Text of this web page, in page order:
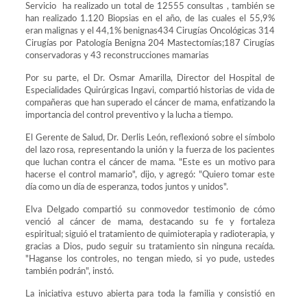
Servicio ha realizado un total de 12555 consultas , también se
han realizado 1.120 Biopsias en el año, de las cuales el 55,9%
eran malignas y el 44,1% benignas434 Cirugías Oncológicas 314
Cirugías por Patología Benigna 204 Mastectomías;187 Cirugías
conservadoras y 43 reconstrucciones mamarias
Por su parte, el Dr. Osmar Amarilla, Director del Hospital de
Especialidades Quirúrgicas Ingavi, compartió historias de vida de
compañeras que han superado el cáncer de mama, enfatizando la
importancia del control preventivo y la lucha a tiempo.
El Gerente de Salud, Dr. Derlis León, reflexionó sobre el símbolo
del lazo rosa, representando la unión y la fuerza de los pacientes
que luchan contra el cáncer de mama. "Este es un motivo para
hacerse el control mamario", dijo, y agregó: "Quiero tomar este
día como un día de esperanza, todos juntos y unidos".
Elva Delgado compartió su conmovedor testimonio de cómo
venció al cáncer de mama, destacando su fe y fortaleza
espiritual; siguió el tratamiento de quimioterapia y radioterapia, y
gracias a Dios, pudo seguir su tratamiento sin ninguna recaída.
"Haganse los controles, no tengan miedo, si yo pude, ustedes
también podrán", instó.
La iniciativa estuvo abierta para toda la familia y consistió en